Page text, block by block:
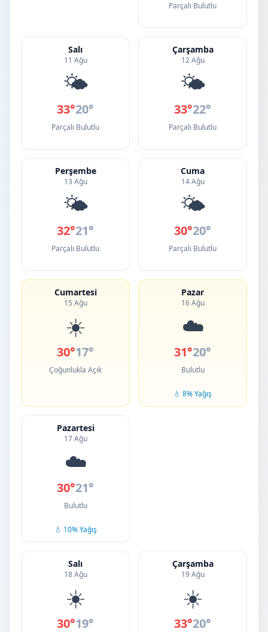
Parçalı Bulutlu
Salı
11 Ağu
🌤️
33°20°
Parçalı Bulutlu
Çarşamba
12 Ağu
🌤️
33°22°
Parçalı Bulutlu
Perşembe
13 Ağu
🌤️
32°21°
Parçalı Bulutlu
Cuma
14 Ağu
🌤️
30°20°
Parçalı Bulutlu
Cumartesi
15 Ağu
☀️
30°17°
Çoğunlukla Açık
Pazar
16 Ağu
☁️
31°20°
Bulutlu
💧 8% Yağış
Pazartesi
17 Ağu
☁️
30°21°
Bulutlu
💧 10% Yağış
Salı
18 Ağu
☀️
30°19°
Çarşamba
19 Ağu
☀️
33°20°